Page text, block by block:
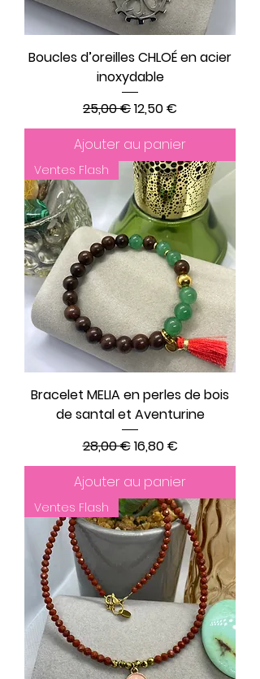
Boucles d’oreilles CHLOÉ en acier
inoxydable
Prix original
25,00 €Prix promotionnel
12,50 €
Ajouter au panier
Ventes Flash
Bracelet MELIA en perles de bois
de santal et Aventurine
Prix original
28,00 €Prix promotionnel
16,80 €
Ajouter au panier
Ventes Flash